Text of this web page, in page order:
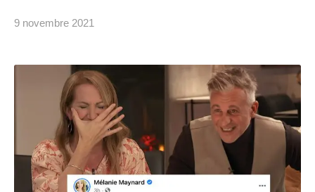
9 novembre 2021